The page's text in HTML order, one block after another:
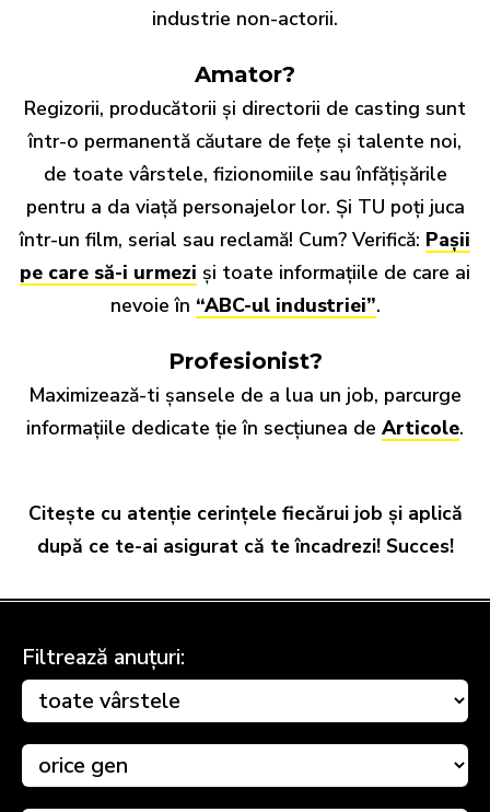
industrie non-actorii.
Amator?
Regizorii, producătorii și directorii de casting sunt
într-o permanentă căutare de fețe și talente noi,
de toate vârstele, fizionomiile sau înfățișările
pentru a da viață personajelor lor. Și TU poți juca
într-un film, serial sau reclamă! Cum? Verifică: Pașii
pe care să-i urmezi și toate informațiile de care ai
nevoie în “ABC-ul industriei”.
Profesionist?
Maximizează-ti șansele de a lua un job, parcurge
informațiile dedicate ție în secțiunea de Articole.
Citește cu atenție cerințele fiecărui job și aplică
după ce te-ai asigurat că te încadrezi! Succes!
Filtrează anuțuri: